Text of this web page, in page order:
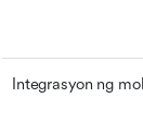
Integrasyon ng